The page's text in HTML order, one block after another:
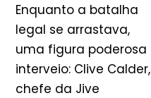
Enquanto a batalha
legal se arrastava,
uma figura poderosa
interveio: Clive Calder,
chefe da Jive